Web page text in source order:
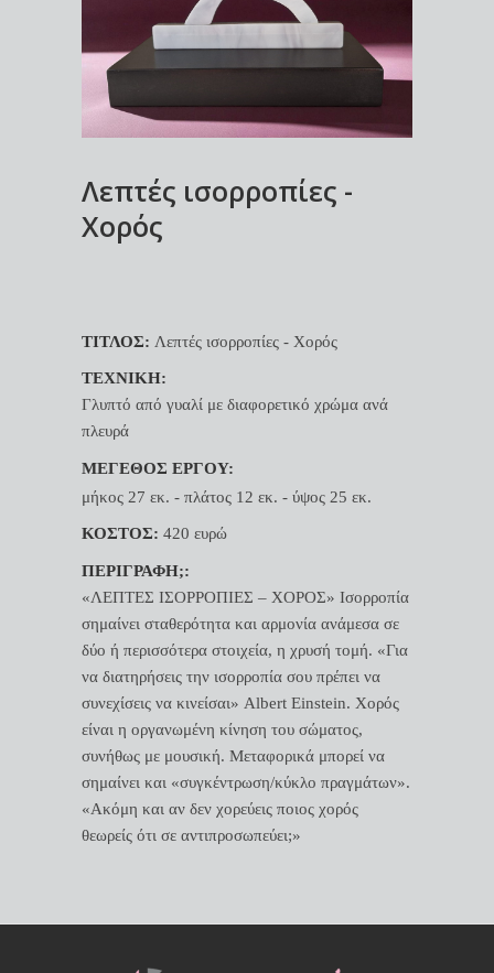
Λεπτές ισορροπίες -
Χορός
ΤΙΤΛΟΣ: Λεπτές ισορροπίες - Χορός
ΤΕΧΝΙΚΗ:
Γλυπτό από γυαλί με διαφορετικό χρώμα ανά
πλευρά
ΜΕΓΕΘΟΣ ΕΡΓΟΥ:
μήκος 27 εκ. - πλάτος 12 εκ. - ύψος 25 εκ.
ΚΟΣΤΟΣ: 420 ευρώ
ΠΕΡΙΓΡΑΦΗ;:
«ΛΕΠΤΕΣ ΙΣΟΡΡΟΠΙΕΣ – ΧΟΡΟΣ» Ισορροπία
σημαίνει σταθερότητα και αρμονία ανάμεσα σε
δύο ή περισσότερα στοιχεία, η χρυσή τομή. «Για
να διατηρήσεις την ισορροπία σου πρέπει να
συνεχίσεις να κινείσαι» Albert Einstein. Χορός
είναι η οργανωμένη κίνηση του σώματος,
συνήθως με μουσική. Μεταφορικά μπορεί να
σημαίνει και «συγκέντρωση/κύκλο πραγμάτων».
«Ακόμη και αν δεν χορεύεις ποιος χορός
θεωρείς ότι σε αντιπροσωπεύει;»